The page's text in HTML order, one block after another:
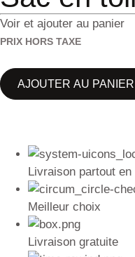
Voir et ajouter au panier
PRIX HORS TAXE
AJOUTER AU PANIER
Livraison partout en
Meilleur choix
Livraison gratuite